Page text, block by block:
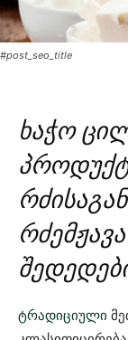
#post_seo_title
ხაჭო
ტრადიციული